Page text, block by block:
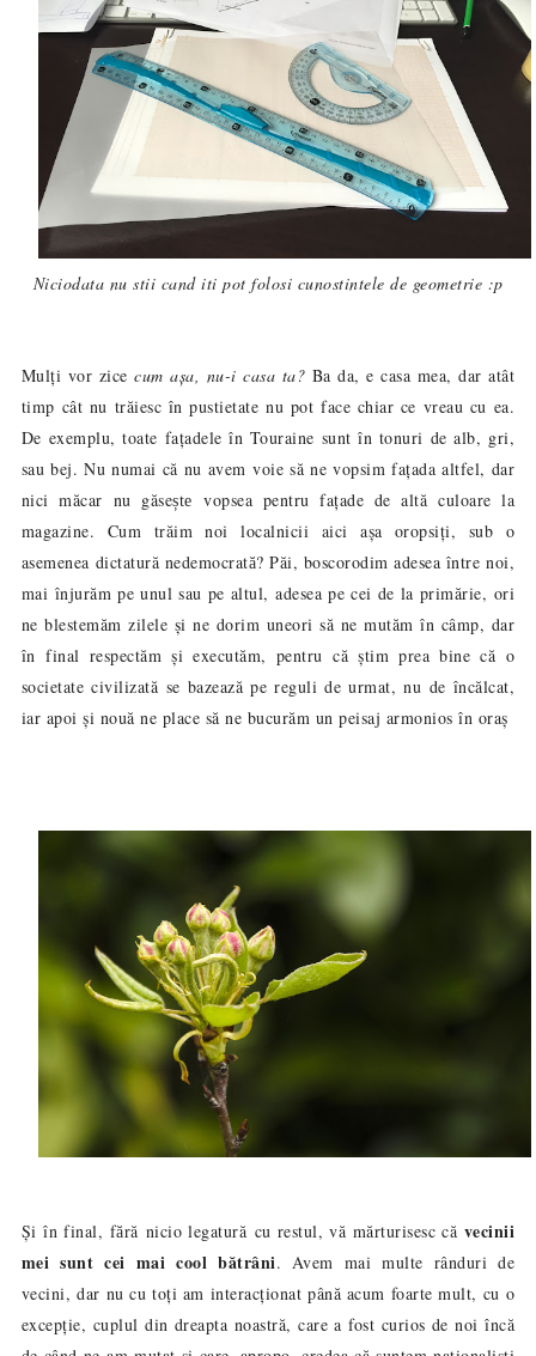
Niciodata nu stii cand iti pot folosi cunostintele de geometrie :p
Mulți vor zicecum așa, nu-i casa ta? Ba da, e casa mea, dar atât
timp cât nu trăiesc în pustietate nu pot face chiar ce vreau cu ea.
De exemplu, toate fațadele în Touraine sunt în tonuri de alb, gri,
sau bej. Nu numai că nu avem voie să ne vopsim fațada altfel, dar
nici măcar nu găsește
vopsea pentru fațade de altă culoare la
magazine. Cum trăim noi localnicii aici așa oropsiți, sub o
asemenea dictatură nedemocrată? Păi, boscorodim adesea între noi,
mai înjurăm pe unul sau pe altul, adesea pe cei de la primărie, ori
ne blestemăm zilele și ne dorim uneori să ne mutăm în câmp, dar
în final respectăm și executăm, pentru că știm prea bine că o
societate civilizată se bazează pe reguli de urmat, nu de încălcat,
iar apoi și nouă ne place să ne bucurăm un peisaj armonios în oraș
Și în final, fără nicio legatură cu restul, vă mărturisesc că vecinii
mei sunt cei mai cool bătrâni. Avem mai multe rânduri de
vecini, dar nu cu toți am interacționat până acum foarte mult, cu o
excepție, cuplul din dreapta noastră, care a fost curios de noi încă